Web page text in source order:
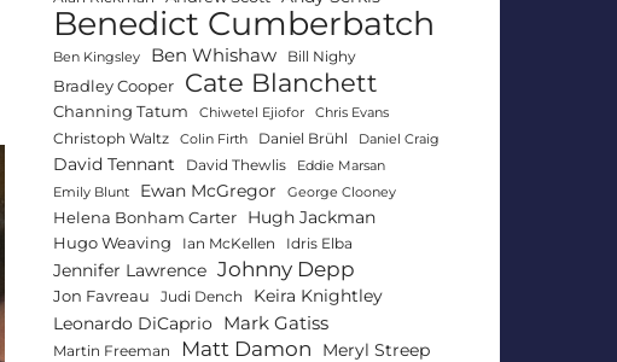
Benedict Cumberbatch
Ben Kingsley Ben Whishaw Bill Nighy
Bradley Cooper Cate Blanchett
Channing Tatum Chiwetel Ejiofor Chris Evans
Christoph Waltz Colin Firth Daniel Brühl Daniel Craig
David Tennant David Thewlis
Eddie Marsan
Emily Blunt
Ewan McGregor George Clooney
Helena Bonham Carter Hugh Jackman
Hugo Weaving Ian McKellen Idris Elba
Jennifer Lawrence Johnny Depp
Jon Favreau Judi Dench
Keira Knightley
Leonardo DiCaprio
Mark Gatiss
Martin Freeman Matt Damon Meryl Streep